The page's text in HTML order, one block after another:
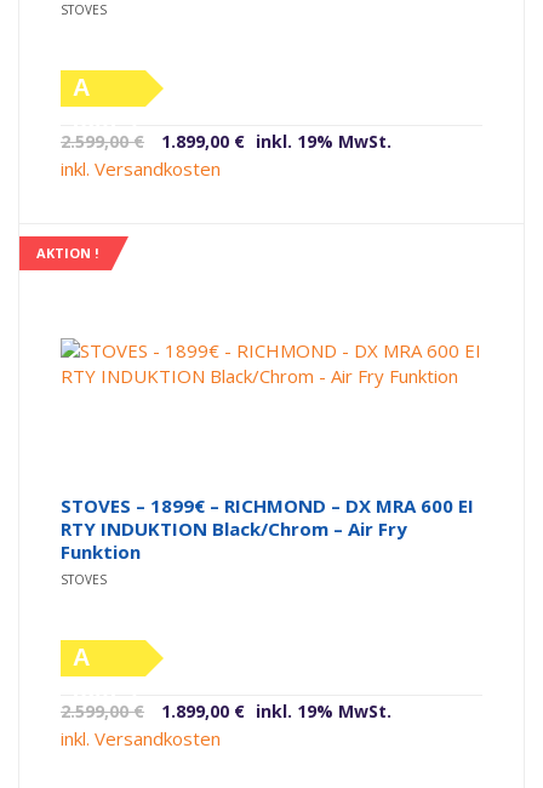
STOVES
A
Label)
2.599,00€
Ursprünglicher
Preis
1.899,00 € Aktueller
inkl. 19% MwSt.
inkl. Versandkosten
AKTION !
STOVES – 1899€ – RICHMOND – DX MRA 600 EI
RTY INDUKTION Black/Chrom – Air Fry
Funktion
STOVES
A
Label)
2.599,00€
Ursprünglicher
Preis
1.899,00 € Aktueller
inkl. 19% MwSt.
inkl. Versandkosten